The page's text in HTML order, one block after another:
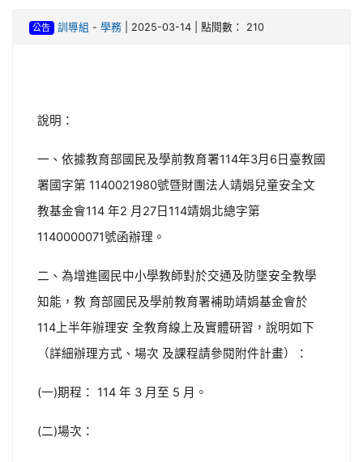
公告 訓導組 - 學務| 2025-03-14 | 點閱數： 210
說明：
一、依據教育部國民及學前教育署114年3月6日臺教國
署國字第 1140021980號暨財團法人靖娟兒童安全文
教基金會114 年2 月27日114靖娟北總字第
1140000071號函辦理。
二、為增進國民中小學教師對於交通及防墜安全教學
知能，教 育部國民及學前教育署補助靖娟基金會於
114上半年辦理安 全教育線上及實體研習，說明如下
（詳細辦理方式、場次 及課程請參閱附件計畫）：
(一)期程： 114 年 3 月至 5 月。
(二)場次：